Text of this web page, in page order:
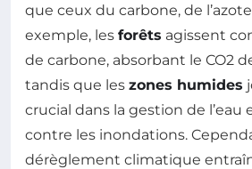
que ceux du carbone, de
exemple, les forêts agissent
de carbone, absorbant le CO2
tandis que les zones humides
crucial dans la gestion de l’eau
contre les inondations.
dérèglement climatique